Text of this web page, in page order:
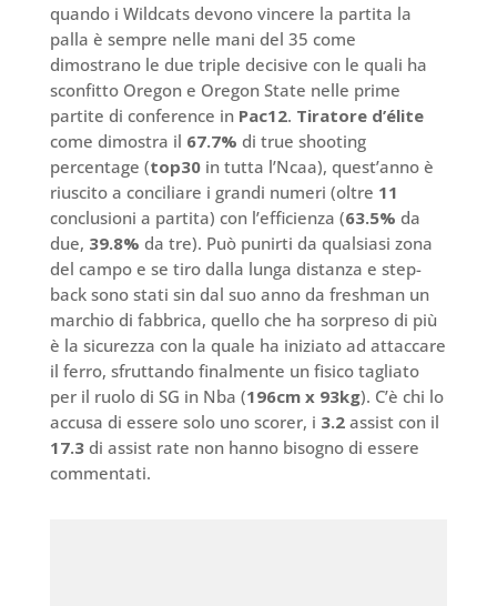
quando i Wildcats devono vincere la partita la
palla è sempre nelle mani del 35 come
dimostrano le due triple decisive con le quali ha
sconfitto Oregon e Oregon State nelle prime
partite di conference in Pac12. Tiratore d’élite
come dimostra il 67.7% di true shooting
percentage (top30in tutta l’Ncaa), quest’anno è
riuscito a conciliare i grandi numeri (oltre 11
conclusioni a partita) con l’efficienza (63.5% da
due, 39.8% da tre). Può punirti da qualsiasi zona
del campo e se tiro dalla lunga distanza e step-
back sono stati sin dal suo anno da freshman un
marchio di fabbrica, quello che ha sorpreso di più
è la sicurezza con la quale ha iniziato ad attaccare
il ferro, sfruttando finalmente un fisico tagliato
per il ruolo di SG in Nba (196cm x 93kg). C’è chi lo
accusa di essere solo uno scorer, i 3.2assist con il
17.3di assist rate non hanno bisogno di essere
commentati.